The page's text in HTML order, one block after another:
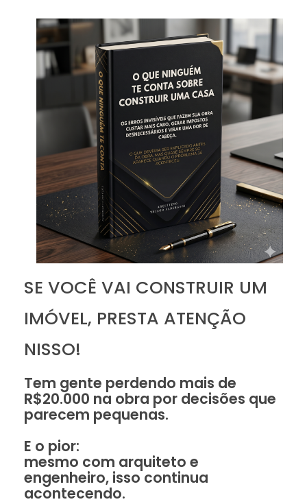
SE VOCÊ VAI CONSTRUIR UM
IMÓVEL, PRESTA ATENÇÃO
NISSO!
Tem gente perdendo mais de
R$20.000 na obra por decisões que
parecem pequenas.
E o pior:
mesmo com arquiteto e
engenheiro, isso continua
acontecendo.